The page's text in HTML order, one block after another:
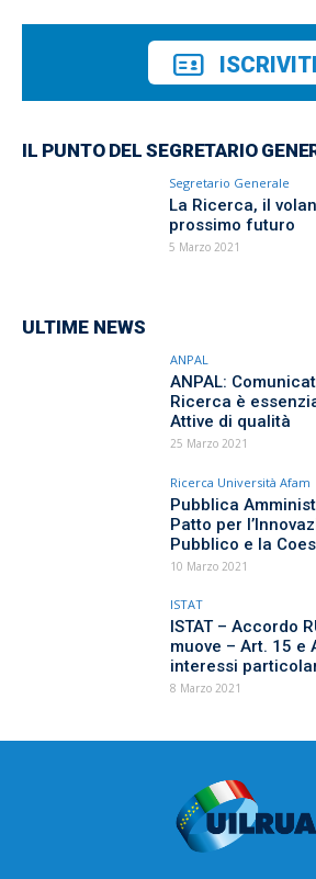
ISCRIVITI
IL PUNTO DEL SEGRETARIO
Segretario Generale
La Ricerca, il
prossimo futuro
5 Marzo 2021
ULTIME NEWS
ANPAL
ANPAL:
Ricerca è
Attive di qualità
25 Marzo 2021
Ricerca Università Afam
Pubblica
Patto per
Pubblico e la
10 Marzo 2021
ISTAT
ISTAT – Accordo
muove – Art. 15 e
interessi
8 Marzo 2021